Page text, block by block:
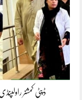
ڈپٹی کمشنر